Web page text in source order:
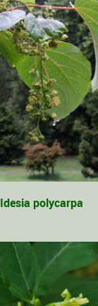
Idesia polycarpa